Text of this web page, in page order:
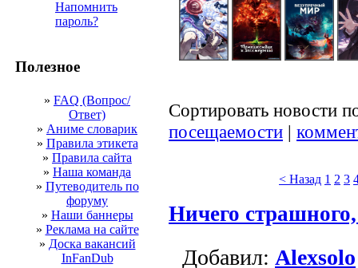
Напомнить
пароль?
Полезное
» FAQ (Вопрос/
Ответ)
» Аниме словарик
» Правила этикета
» Правила сайта
» Наша команда
» Путеводитель по
форуму
» Наши баннеры
» Реклама на сайте
» Доска вакансий
InFanDub
Сортировать новости
посещаемости |
< Назад 1 2 3
Ничего
Добавил: Alexsolo